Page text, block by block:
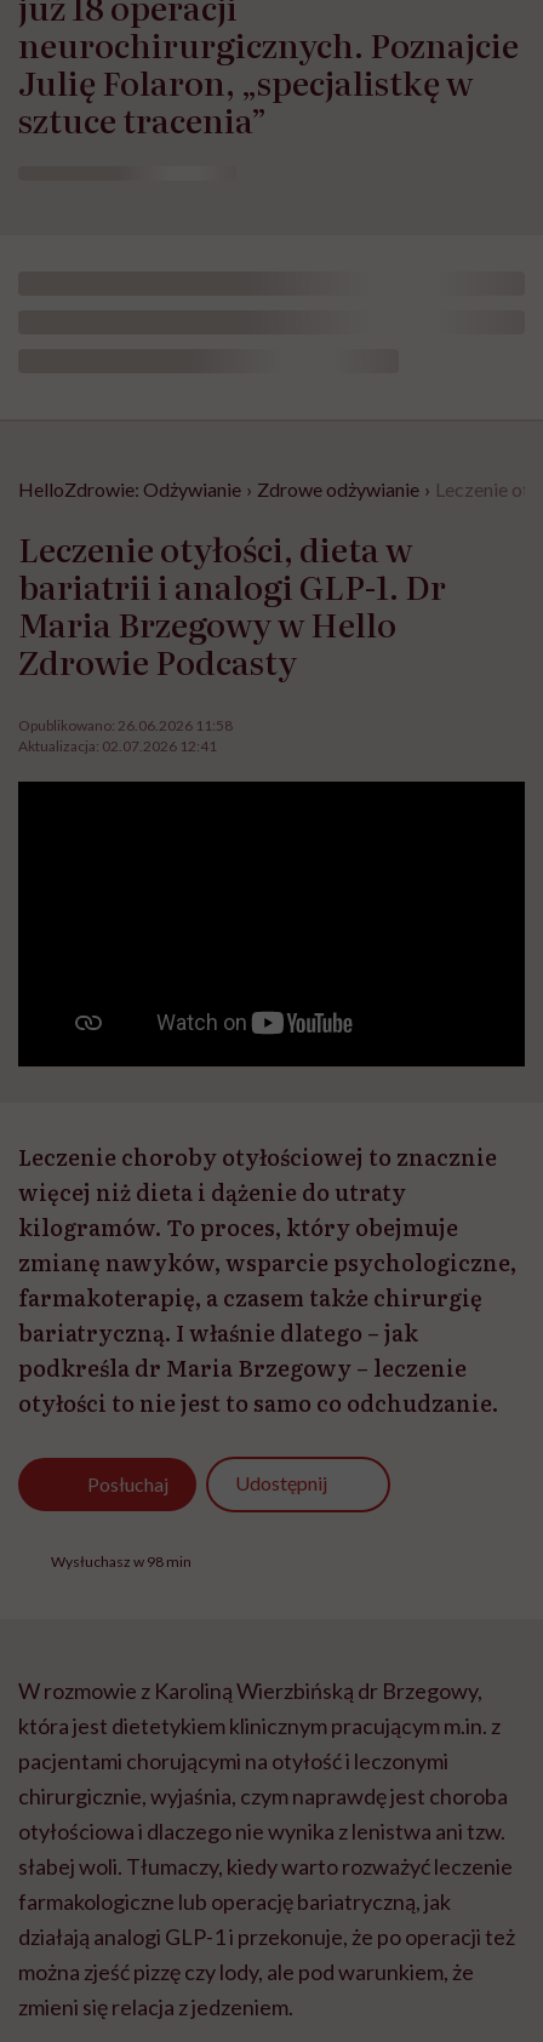
neurochirurgicznych. Poznajcie
Julię Folaron, „specjalistkę w
sztuce tracenia”
HelloZdrowie: Odżywianie › Zdrowe odżywianie › Leczenie
Leczenie otyłości, dieta w
bariatrii i analogi GLP-1. Dr
Maria Brzegowy w Hello
Zdrowie Podcasty
Opublikowano: 26.06.2026 11:58
Aktualizacja: 02.07.2026 12:41
Leczenie choroby otyłościowej to znacznie
więcej niż dieta i dążenie do utraty
kilogramów. To proces, który obejmuje
zmianę nawyków, wsparcie psychologiczne,
farmakoterapię, a czasem także chirurgię
bariatryczną. I właśnie dlatego – jak
podkreśla dr Maria Brzegowy – leczenie
otyłości to nie jest to samo co odchudzanie.
Posłuchaj Udostępnij
Wysłuchasz w 98 min
W rozmowie z Karoliną Wierzbińską dr Brzegowy,
która jest dietetykiem klinicznym pracującym m.in. z
pacjentami chorującymi na otyłość i leczonymi
chirurgicznie, wyjaśnia, czym naprawdę jest choroba
otyłościowa i dlaczego nie wynika z lenistwa ani tzw.
słabej woli. Tłumaczy, kiedy warto rozważyć leczenie
farmakologiczne lub operację bariatryczną, jak
działają analogi GLP-1 i przekonuje, że po operacji też
można zjeść pizzę czy lody, ale pod warunkiem, że
zmieni się relacja z jedzeniem.